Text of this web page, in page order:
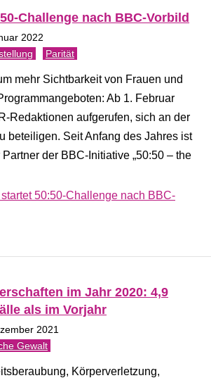
Challenge nach BBC-Vorbild
2022
Parität
mehr Sichtbarkeit von Frauen und
Ab 1. Februar
Redaktionen aufgerufen, sich an der
beteiligen. Seit Anfang des Jahres ist
der BBC-Initiative „50:50 – the
50:50-Challenge nach BBC-
im Jahr 2020: 4,9
als im Vorjahr
2021
Gewalt
Körperverletzung,